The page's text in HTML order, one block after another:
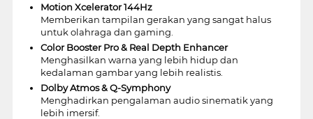
Motion Xcelerator 144Hz
Memberikan tampilan gerakan yang sangat halus
untuk olahraga dan gaming.
Color Booster Pro & Real Depth Enhancer
Menghasilkan warna yang lebih hidup dan
kedalaman gambar yang lebih realistis.
Dolby Atmos & Q-Symphony
Menghadirkan pengalaman audio sinematik yang
lebih imersif.